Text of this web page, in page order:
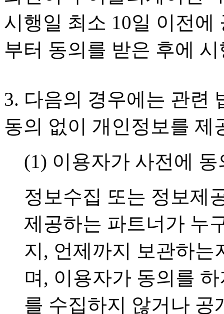
시행일 최소 10일 이전
부터 동의를 받은 후에
3. 다음의 경우에는 관련
동의 없이 개인정보를 제
(1) 이용자가 사전에
정보수집 또는 정보제
제공하는 파트너가 누
지, 언제까지 보관하는
며, 이용자가 동의를
를 수집하지 않거나 공